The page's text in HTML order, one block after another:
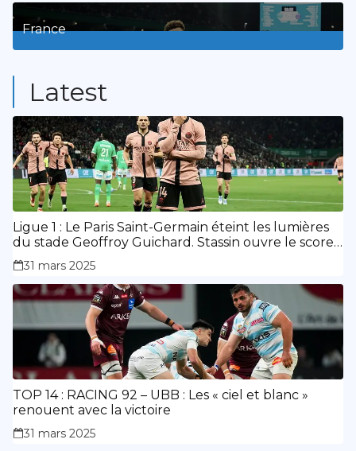
3Posts
France
Latest
Ligue 1 : Le Paris Saint-Germain éteint les lumières
du stade Geoffroy Guichard. Stassin ouvre le score,
doublé de Doué.
31 mars 2025
TOP 14 : RACING 92 – UBB : Les « ciel et blanc »
renouent avec la victoire
31 mars 2025